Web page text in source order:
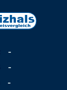
-
-
-